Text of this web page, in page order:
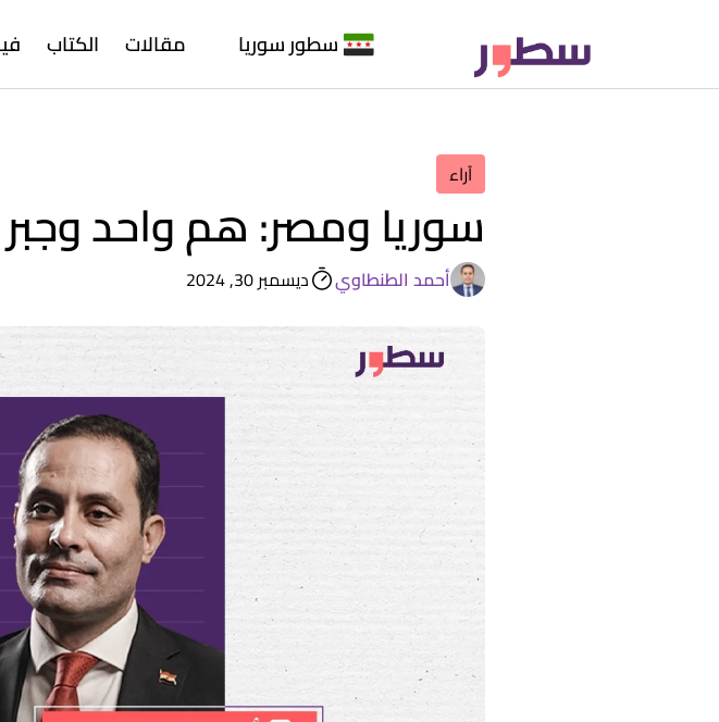
سطور سوريا مقالات الكتاب
آراء
سوريا ومصر: هم واحد
أحمد الطنطاوي ديسمبر 30, 2024